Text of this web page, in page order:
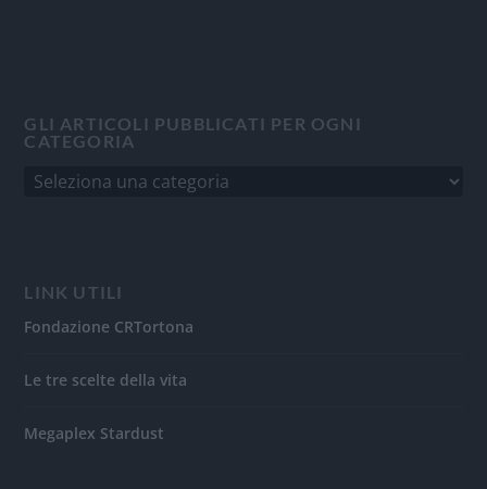
GLI ARTICOLI PUBBLICATI PER OGNI
CATEGORIA
LINK UTILI
Fondazione CRTortona
Le tre scelte della vita
Megaplex Stardust